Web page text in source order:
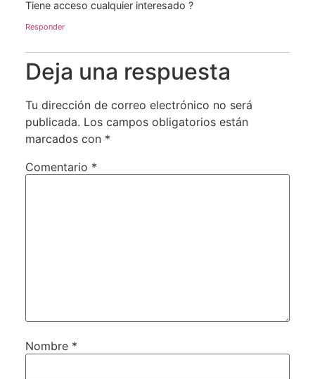
Tiene acceso cualquier interesado ?
Responder
Deja una respuesta
Tu dirección de correo electrónico no será
publicada. Los campos obligatorios están
marcados con *
Comentario *
Nombre *